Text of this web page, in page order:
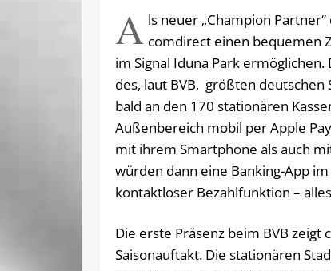
A ls neuer „Champion Partner“
comdirect einen bequemen
im Signal Iduna Park ermöglichen.
des, laut BVB, größten deutschen
bald an den 170 stationären
Außenbereich mobil per Apple
mit ihrem Smartphone als auch
würden dann eine Banking-App
kontaktloser Bezahlfunktion –
Die erste Präsenz beim BVB zeigt
Saisonauftakt. Die stationären